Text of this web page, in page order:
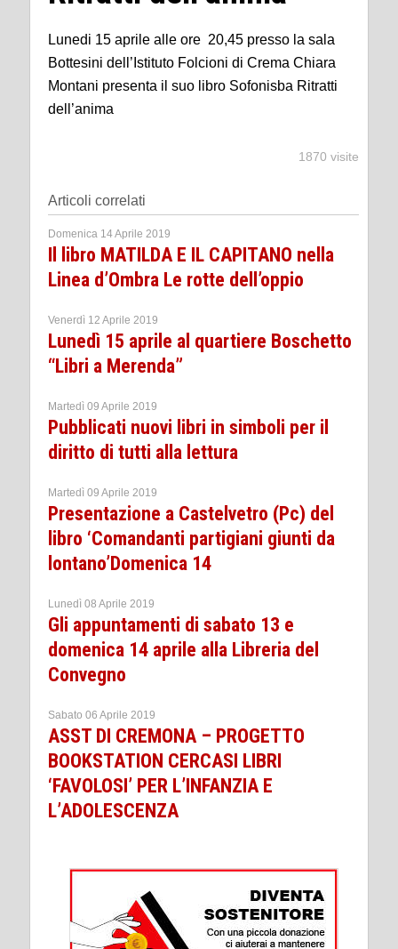
Lunedi 15 aprile alle ore 20,45 presso la sala
Bottesini dell’Istituto Folcioni di Crema Chiara
Montani presenta il suo libro Sofonisba Ritratti
dell’anima
1870 visite
Articoli correlati
Domenica 14 Aprile 2019
Il libro MATILDA E IL CAPITANO nella
Linea d’Ombra Le rotte dell’oppio
Venerdì 12 Aprile 2019
Lunedì 15 aprile al quartiere Boschetto
“Libri a Merenda”
Martedì 09 Aprile 2019
Pubblicati nuovi libri in simboli per il
diritto di tutti alla lettura
Martedì 09 Aprile 2019
Presentazione a Castelvetro (Pc) del
libro ‘Comandanti partigiani giunti da
lontano’Domenica 14
Lunedì 08 Aprile 2019
Gli appuntamenti di sabato 13 e
domenica 14 aprile alla Libreria del
Convegno
Sabato 06 Aprile 2019
ASST DI CREMONA – PROGETTO
BOOKSTATION CERCASI LIBRI
‘FAVOLOSI’ PER L’INFANZIA E
L’ADOLESCENZA